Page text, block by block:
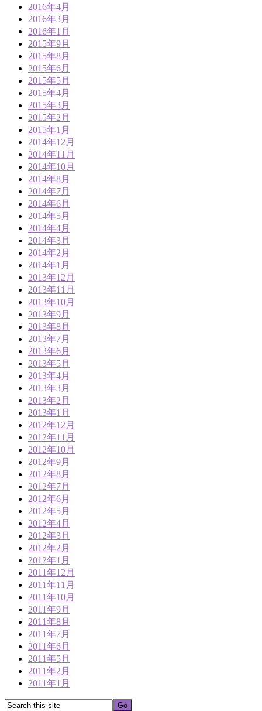
2016年4月
2016年3月
2016年1月
2015年9月
2015年8月
2015年6月
2015年5月
2015年4月
2015年3月
2015年2月
2015年1月
2014年12月
2014年11月
2014年10月
2014年8月
2014年7月
2014年6月
2014年5月
2014年4月
2014年3月
2014年2月
2014年1月
2013年12月
2013年11月
2013年10月
2013年9月
2013年8月
2013年7月
2013年6月
2013年5月
2013年4月
2013年3月
2013年2月
2013年1月
2012年12月
2012年11月
2012年10月
2012年9月
2012年8月
2012年7月
2012年6月
2012年5月
2012年4月
2012年3月
2012年2月
2012年1月
2011年12月
2011年11月
2011年10月
2011年9月
2011年8月
2011年7月
2011年6月
2011年5月
2011年2月
2011年1月